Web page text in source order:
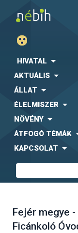
HIVATAL
AKTUÁLIS
ÁLLAT
ÉLELMISZER
NÖVÉNY
ÁTFOGÓ TÉMÁK
KAPCSOLAT
Fejér megye
Ficánkoló